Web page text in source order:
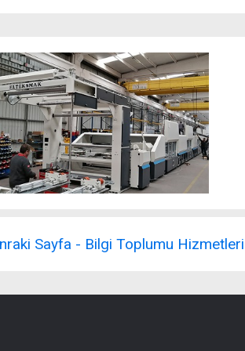
Sayfa - Bilgi Toplumu